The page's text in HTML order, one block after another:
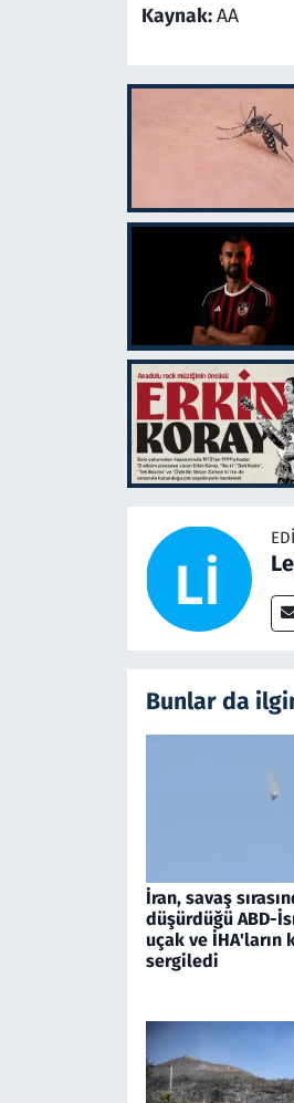
Kaynak:AA
Bunlar da
İran, savaş
düşürdüğü ABD-
uçak ve İHA'ların
sergiledi